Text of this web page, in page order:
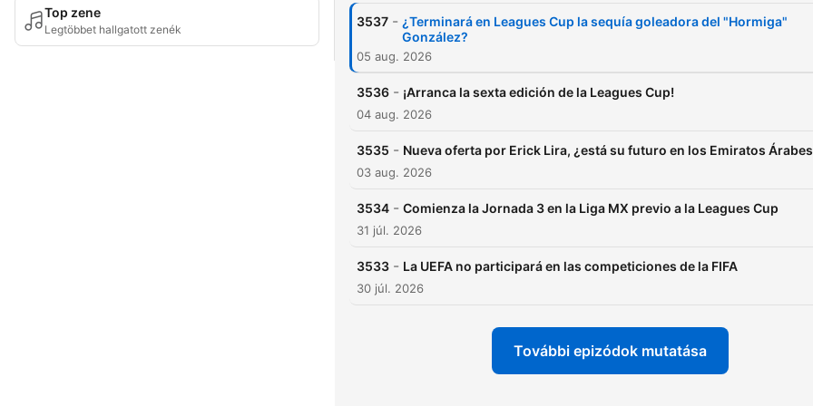
Top zene
Legtöbbet hallgatott zenék
3537 - ¿Terminará en Leagues Cup la sequía goleadora del "Hormiga"
González?
05 aug. 2026
3536 - ¡Arranca la sexta edición de la Leagues Cup!
04 aug. 2026
3535 - Nueva oferta por Erick Lira, ¿está su futuro en los Emiratos
03 aug. 2026
3534 - Comienza la Jornada 3 en la Liga MX previo a la Leagues Cup
31 júl. 2026
3533 - La UEFA no participará en las competiciones de la FIFA
30 júl. 2026
További epizódok mutatása